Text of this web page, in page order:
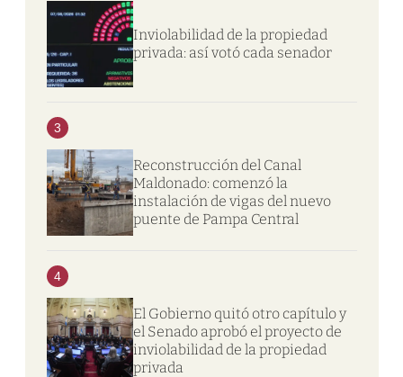
Inviolabilidad de la propiedad
privada: así votó cada senador
3
Reconstrucción del Canal
Maldonado: comenzó la
instalación de vigas del nuevo
puente de Pampa Central
4
El Gobierno quitó otro capítulo y
el Senado aprobó el proyecto de
inviolabilidad de la propiedad
privada